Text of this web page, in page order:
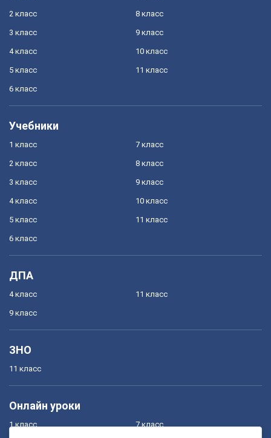
2 класс
3 класс
4 класс
5 класс
6 класс
8 класс
9 класс
10 класс
11 класс
Учебники
1 класс
2 класс
3 класс
4 класс
5 класс
6 класс
7 класс
8 класс
9 класс
10 класс
11 класс
ДПА
4 класс
9 класс
11 класс
ЗНО
11 класс
Онлайн уроки
1 класс 7 класс